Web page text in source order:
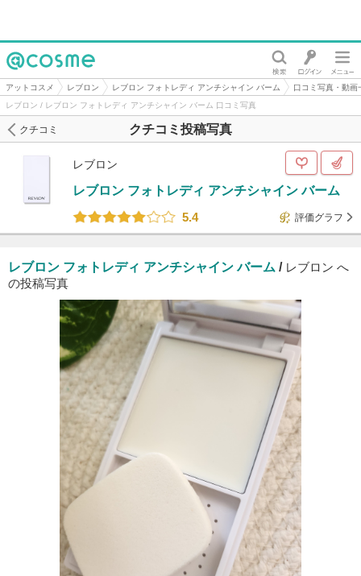
@cosme
アットコスメ レブロン レブロン フォトレディ アンチシャイン バーム
口コミ写真・動画
レブロン / レブロン フォトレディ アンチシャイン バーム 口コミ写真
クチコミ投稿写真
クチコミ
レブロン
レブロン フォトレディ アンチシャイン バーム
5.4
評価グラフ
レブロン フォトレディ アンチシャイン バーム / レブロン へ
の投稿写真